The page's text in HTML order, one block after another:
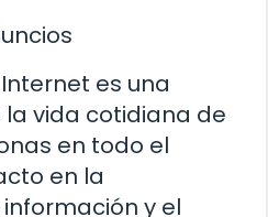
es una
vida cotidiana de
en todo el
en la
y el